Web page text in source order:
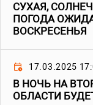
СУХАЯ,
ПОГОДА
ВОСКРЕСЕНЬЯ
17.03.2025
В НОЧЬ НА
ОБЛАСТИ